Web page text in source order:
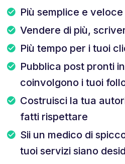
Più semplice e
Vendere di più,
Più tempo per i tuoi
Pubblica post pronti
coinvolgono i tuoi
Costruisci la tua
fatti rispettare
Sii un medico di
tuoi servizi siano